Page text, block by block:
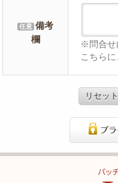
任意 備考
欄
※問合せ
こちらに
リセット